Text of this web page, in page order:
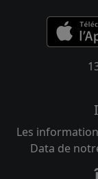
Les
Data de